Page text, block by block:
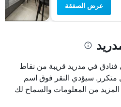
عرض الصفقة
فنادق في مدريد قريبة من نقاط
متكرر. سيؤدي النقر فوق اسم
من المعلومات والسماح لك